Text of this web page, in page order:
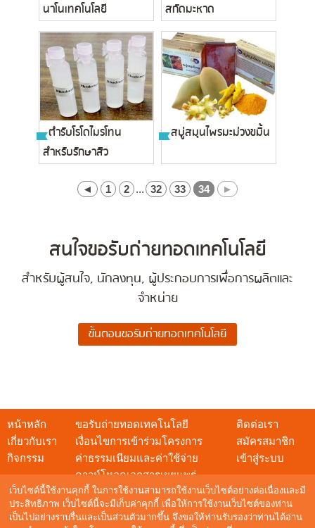
เว็บไซต์นี้ใช้งานคุกกี้ ในการใช้งานสามารถใช้งานเว็บไซต์อย่างต่อเนื่องและมี
ประสิทธิภาพ เว็บไซต์นี้จะมีเก็บค่าคุกกี้ เพื่อให้การใช้งานเว็บไซต์ของท่าน
เป็นไปอย่างราบรื่นและเป็นส่วนตัวมากขึ้น จึงขอให้ท่านรับรองว่าท่านได้อ่าน
นาโนเทคโนโลยี
สกัดมะหาด
ตำรับโรโดไมรโทน
สำหรับรักษาสิว
สบู่สมุนไพรมะม่วงขมิ้น
◄ 1 2 ... 32 33 34 ►
สนใจขอรับถ่ายทอดเทคโนโลยี
สำหรับผู้สนใจ, นักลงทุน, ผู้ประกอบการเพื่อการผลิตและ
จำหน่าย
หน้าหลัก
เกี่ยวกับเรา
กิจกรรม
ขอรับถ่ายทอดเทคโนโลยี
เงื่อนไขการเข้าร่วมโครงการ
ค่าธรรมเนียมและค่าใช้จ่าย
ดาวน์โหลดเอกสารเผยแพร่
ติดต่อเรา
สมัครสมาชิก
เข้าสู่ระบบ